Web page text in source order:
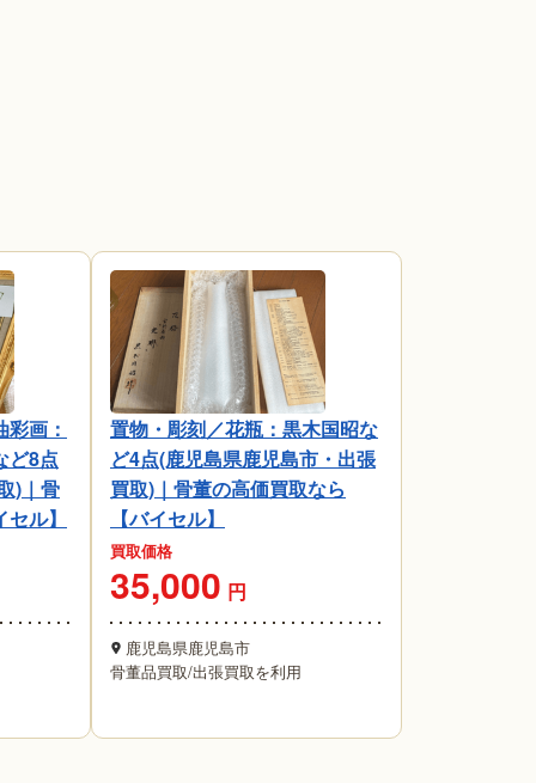
画：
ど8点
)｜骨
ル】
置物・彫刻／花瓶：黒木国昭な
ど4点(鹿児島県鹿児島市・出張
買取)｜骨董の高価買取なら
【バイセル】
買取価格
35,000 円
鹿児島県鹿児島市
骨董品買取/出張買取を利用